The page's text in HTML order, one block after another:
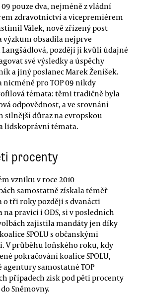
09 pouze dva, nejméně z vládní
zdravotnictví a vicepremiérem
Válek, nově zřízený post
obsadila nejprve
později ji kvůli údajné
své výsledky a úspěchy
a jiný poslanec Marek Ženíšek.
pro TOP 09 nikdy
témata: těmi tradičně byla
odpovědnost, a ve srovnání
silnější důraz na evropskou
lidskoprávní témata.
procenty
vzniku v roce 2010
samostatně získala téměř
o tři roky později s dvanácti
pravici i ODS, si v posledních
zajistila mandáty jen díky
SPOLU s občanskými
V průběhu loňského roku, kdy
pokračování koalice SPOLU,
samostatné TOP
případech zisk pod pěti procenty
Sněmovny.